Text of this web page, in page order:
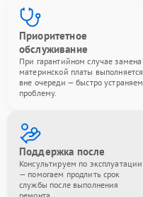
Приоритетное
обслуживание
При гарантийном случае замена
материнской платы выполняется
вне очереди — быстро устраняем
проблему.
Поддержка после
Консультируем по эксплуатации
— помогаем продлить срок
службы после выполнения